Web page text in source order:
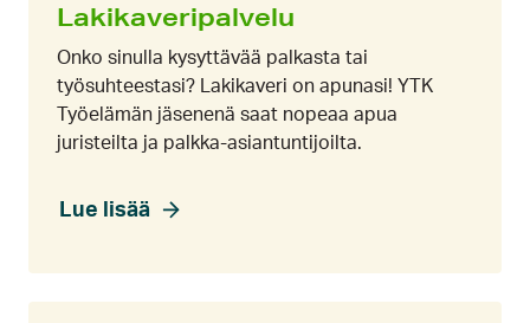
Lakikaveripalvelu
Onko sinulla kysyttävää palkasta tai
työsuhteestasi? Lakikaveri on apunasi! YTK
Työelämän jäsenenä saat nopeaa apua
juristeilta ja palkka-asiantuntijoilta.
Lue lisää